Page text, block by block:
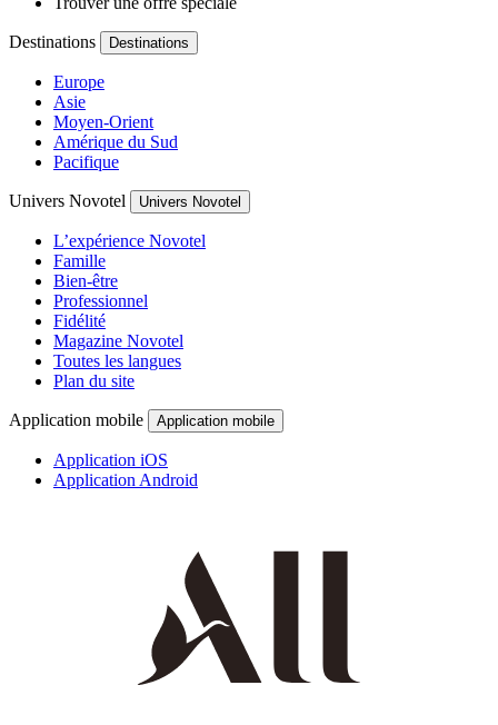
Destinations Destinations
Europe
Asie
Moyen-Orient
Amérique du Sud
Pacifique
Univers Novotel Univers Novotel
L’expérience Novotel
Famille
Bien-être
Professionnel
Fidélité
Magazine Novotel
Toutes les langues
Plan du site
Application mobile Application mobile
Application iOS
Application Android